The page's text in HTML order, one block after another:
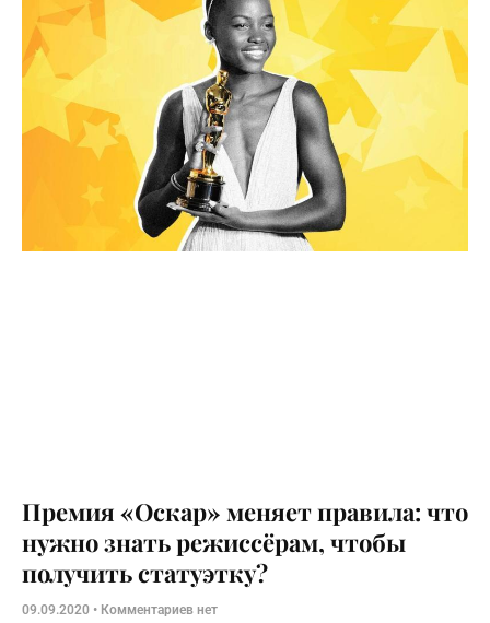
Премия «Оскар» меняет правила: что
нужно знать режиссёрам, чтобы
получить статуэтку?
09.09.2020 Комментариев нет